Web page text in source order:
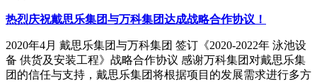
热烈庆祝戴思乐集团与万科集团达成战略合作协议！
2020年4月 戴思乐集团与万科集团 签订《2020-2022年 泳池设
备 供货及安装工程》战略合作协议 感谢万科集团对戴思乐集
团的信任与支持，戴思乐集团将根据项目的发展需求进行多方